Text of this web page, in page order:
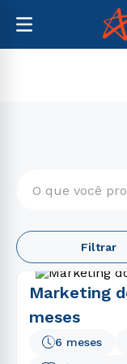
Filtrar
Marketing
meses
6 meses